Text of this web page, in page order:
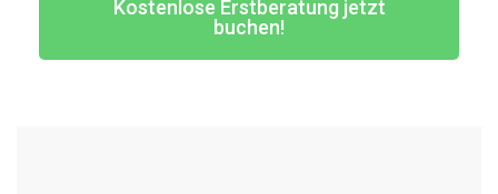
Kostenlose Erstberatung jetzt
buchen!